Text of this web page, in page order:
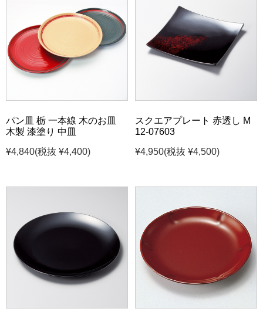
パン皿 栃 一本線 木のお皿
木製 漆塗り 中皿
¥4,840(税抜 ¥4,400)
スクエアプレート 赤透し M
12-07603
¥4,950(税抜 ¥4,500)